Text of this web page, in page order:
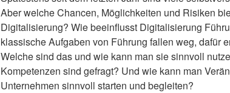
Aber welche Chancen, Möglichkeiten und Risiken
Digitalisierung? Wie beeinflusst Digitalisierung
klassische Aufgaben von Führung fallen weg, dafür
Welche sind das und wie kann man sie sinnvoll
Kompetenzen sind gefragt? Und wie kann man
Unternehmen sinnvoll starten und begleiten?